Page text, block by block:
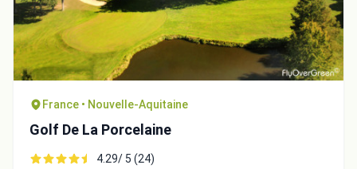
France • Nouvelle-Aquitaine
Golf De La Porcelaine
4.29/ 5 (24)